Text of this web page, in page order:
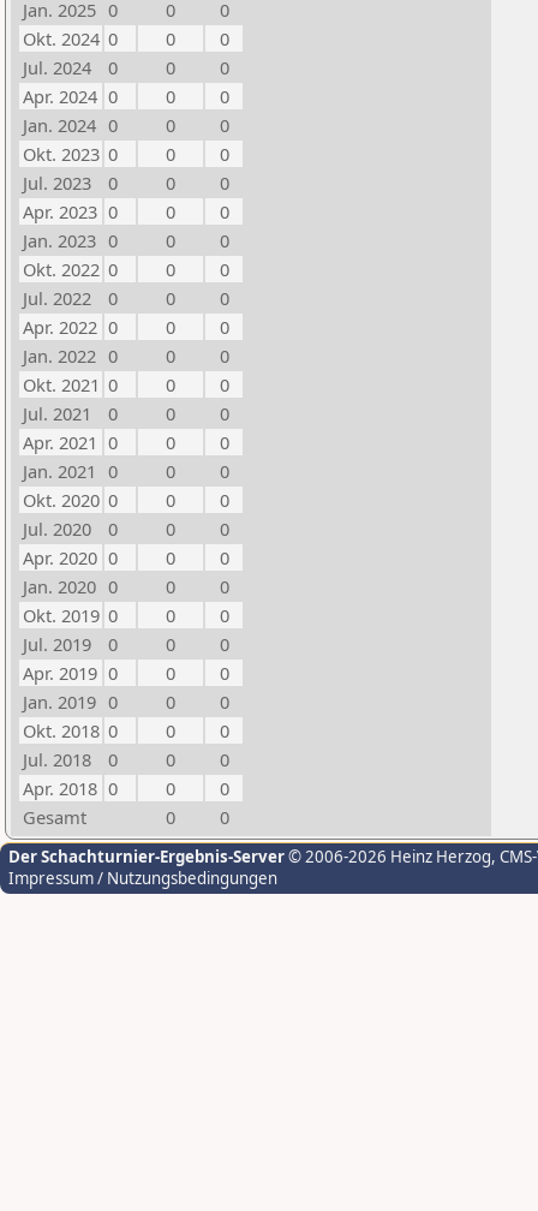
Jan. 2025 0 0
0
Okt. 2024 0 0
0
Jul. 2024
0 0
0
Apr. 2024 0 0
0
Jan. 2024 0 0
0
Okt. 2023 0 0
0
Jul. 2023
0 0
0
Apr. 2023 0 0
0
Jan. 2023 0 0
0
Okt. 2022 0 0
0
Jul. 2022
0 0
0
Apr. 2022 0 0
0
Jan. 2022 0 0
0
Okt. 2021 0 0
0
Jul. 2021
0 0
0
Apr. 2021 0 0
0
Jan. 2021 0 0
0
Okt. 2020 0 0
0
Jul. 2020
0 0
0
Apr. 2020 0 0
0
Jan. 2020 0 0
0
Okt. 2019 0 0
0
Jul. 2019
0 0
0
Apr. 2019 0 0
0
Jan. 2019 0 0
0
Okt. 2018 0 0
0
Jul. 2018
0 0
0
Apr. 2018 0 0
0
Gesamt
0 0
Der Schachturnier-Ergebnis-Server© 2006-2026 Heinz Herzog,
Impressum / Nutzungsbedingungen